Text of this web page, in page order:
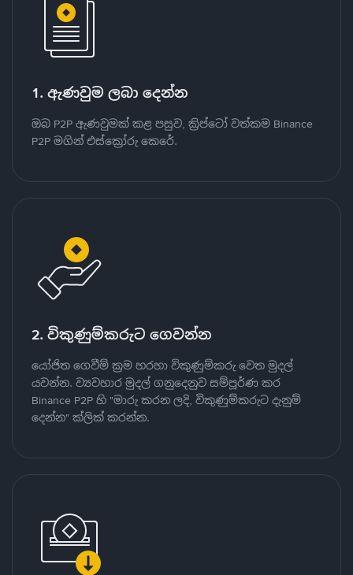
1. ඇණවුම ලබා දෙන්න
ඔබ P2P ඇණවුමක් කළ පසුව, ක්‍රිප්ටෝ වත්කම Binance
P2P මගින් එස්ක්‍රෝරු කෙරේ.
2. විකුණුම්කරුට ගෙවන්න
යෝජිත ගෙවීම් ක්‍රම හරහා විකුණුම්කරු වෙත මුදල්
යවන්න. ව්‍යවහාර මුදල් ගනුදෙනුව සම්පූර්ණ කර
Binance P2P හි "මාරු කරන ලදි, විකුණුම්කරුට දැනුම්
දෙන්න" ක්ලික් කරන්න.